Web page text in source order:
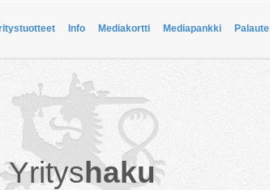
Info Mediakortti Mediapankki Palaute
Yrityshaku